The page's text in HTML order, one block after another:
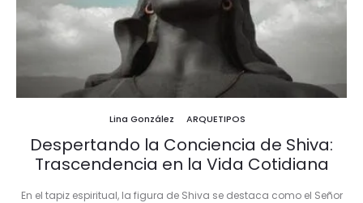
Lina González ARQUETIPOS
Despertando la Conciencia de Shiva:
Trascendencia en la Vida Cotidiana
En el tapiz espiritual, la figura de Shiva se destaca como el Señor